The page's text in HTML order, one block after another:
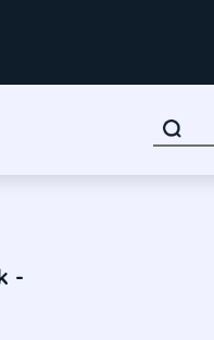
-